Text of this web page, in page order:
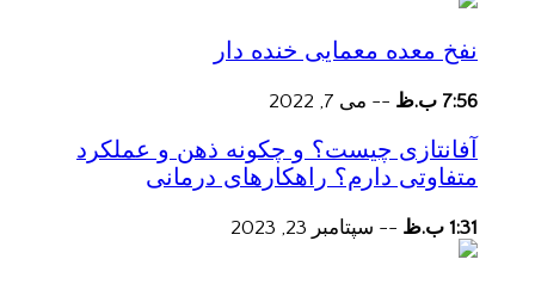
نفخ معده معمایی خنده دار
7:56 ب.ظ -- می 7, 2022
آفانتازی چیست؟ و چکونه ذهن و عملکرد
متفاوتی دارم؟ راهکارهای درمانی
1:31 ب.ظ -- سپتامبر 23, 2023